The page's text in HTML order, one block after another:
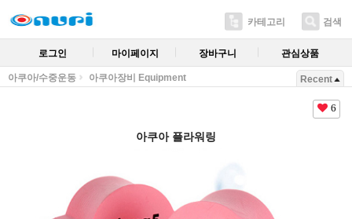
카테고리 검색
로그인 마이페이지 장바구니 관심상품
아쿠아/수중운동 아쿠아장비 Equipment Recent
6
아쿠아 플라워링